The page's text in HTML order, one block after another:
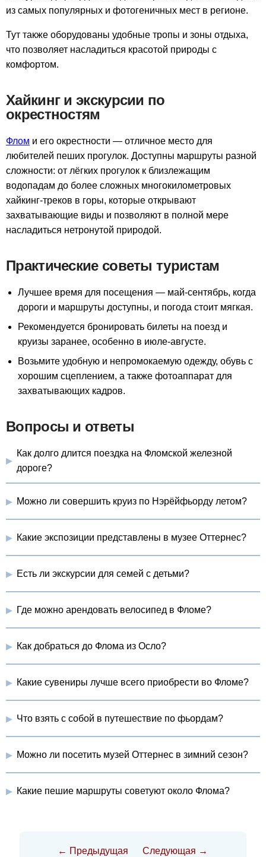
из самых популярных и фотогеничных мест в регионе.
Тут также оборудованы удобные тропы и зоны отдыха,
что позволяет насладиться красотой природы с
комфортом.
Хайкинг и экскурсии по
окрестностям
Флом и его окрестности — отличное место для
любителей пеших прогулок. Доступны маршруты разной
сложности: от лёгких прогулок к близлежащим
водопадам до более сложных многокилометровых
хайкинг-треков в горы, которые открывают
захватывающие виды и позволяют в полной мере
насладиться нетронутой природой.
Практические советы туристам
Лучшее время для посещения — май-сентябрь, когда
дороги и маршруты доступны, и погода стоит мягкая.
Рекомендуется бронировать билеты на поезд и
круизы заранее, особенно в июле-августе.
Возьмите удобную и непромокаемую одежду, обувь с
хорошим сцеплением, а также фотоаппарат для
захватывающих кадров.
Вопросы и ответы
Как долго длится поездка на Фломской железной
дороге?
Можно ли совершить круиз по Нэрёйфьорду летом?
Какие экспозиции представлены в музее Оттернес?
Есть ли экскурсии для семей с детьми?
Где можно арендовать велосипед в Фломе?
Как добраться до Флома из Осло?
Какие сувениры лучше всего приобрести во Фломе?
Что взять с собой в путешествие по фьордам?
Можно ли посетить музей Оттернес в зимний сезон?
Какие пешие маршруты советуют около Флома?
← Предыдущая Следующая →